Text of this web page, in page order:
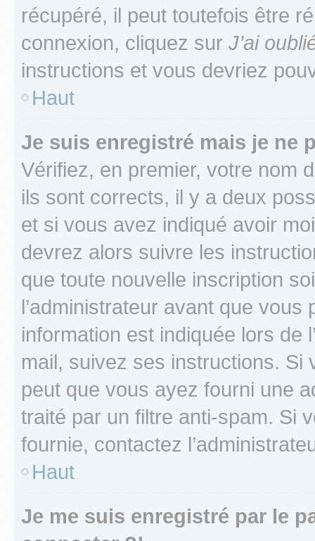
récupéré, il peut toutefois être
connexion, cliquez sur J’ai
instructions et vous devriez
Haut
Je suis enregistré mais je ne
Vérifiez, en premier, votre nom
ils sont corrects, il y a deux
et si vous avez indiqué avoir
devrez alors suivre les
que toute nouvelle inscription
l’administrateur avant que
information est indiquée lors de
mail, suivez ses instructions. Si
peut que vous ayez fourni une
traité par un filtre anti-spam. Si
fournie, contactez
Haut
Je me suis enregistré par le